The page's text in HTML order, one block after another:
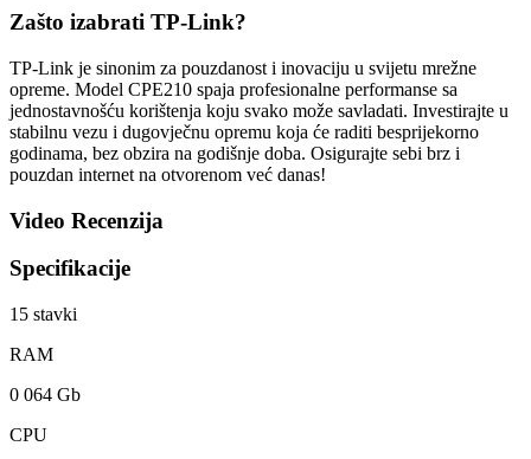
Zašto izabrati TP-Link?
TP-Link je sinonim za pouzdanost i inovaciju u svijetu mrežne
opreme. Model CPE210 spaja profesionalne performanse sa
jednostavnošću korištenja koju svako može savladati. Investirajte u
stabilnu vezu i dugovječnu opremu koja će raditi besprijekorno
godinama, bez obzira na godišnje doba. Osigurajte sebi brz i
pouzdan internet na otvorenom već danas!
Video Recenzija
Specifikacije
15 stavki
RAM
0 064 Gb
CPU